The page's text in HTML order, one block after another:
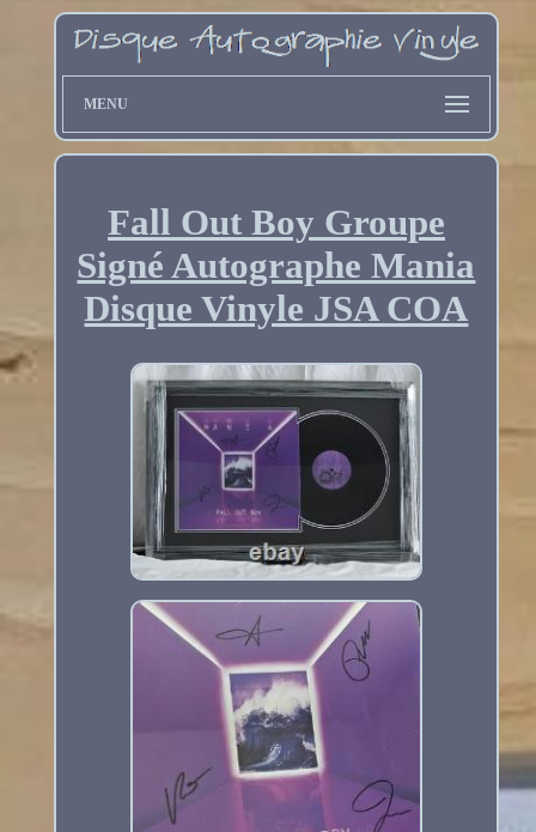
MENU
Fall Out Boy Groupe
Signé Autographe Mania
Disque Vinyle JSA COA